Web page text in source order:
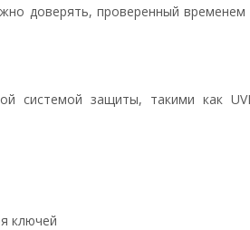
доверять, проверенный временем
системой защиты, такими как
ключей